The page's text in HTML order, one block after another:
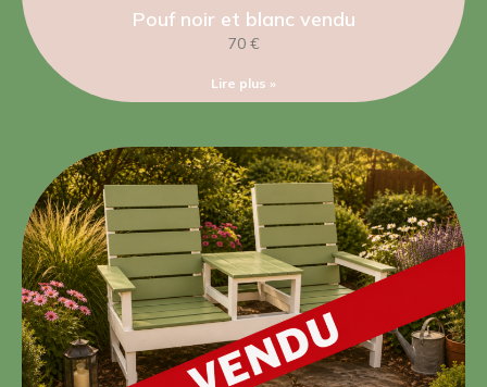
Pouf noir et blanc vendu
70 €
Lire plus »